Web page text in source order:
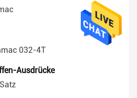
032-4T
Ausdrücke